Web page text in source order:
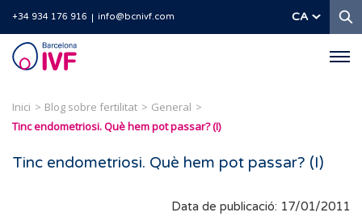
+34 934 176 916 info@bcnivf.com CA
Barcelona
IVF
Inici Blog sobre fertilitat
General
Tinc endometriosi. Què hem pot passar? (I)
Tinc endometriosi. Què hem pot passar? (I)
Data de publicació: 17/01/2011